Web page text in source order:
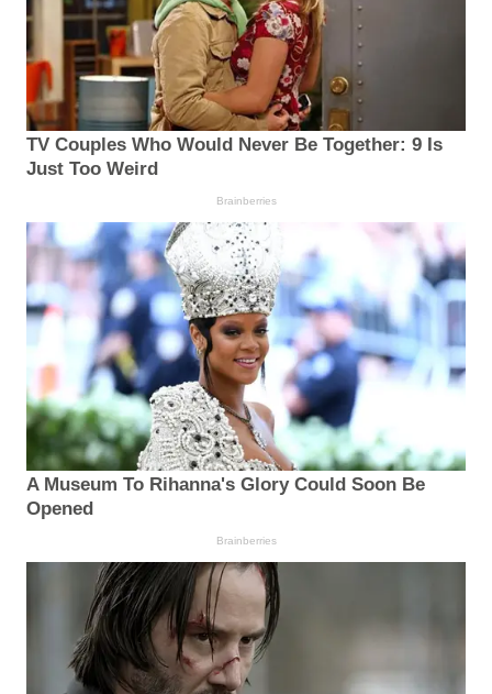
TV Couples Who Would Never Be Together: 9 Is
Just Too Weird
Brainberries
A Museum To Rihanna's Glory Could Soon Be
Opened
Brainberries